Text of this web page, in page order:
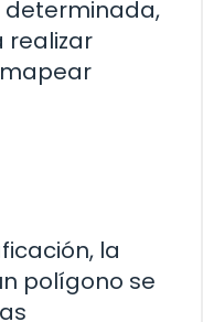
determinada,
realizar
la
polígono se